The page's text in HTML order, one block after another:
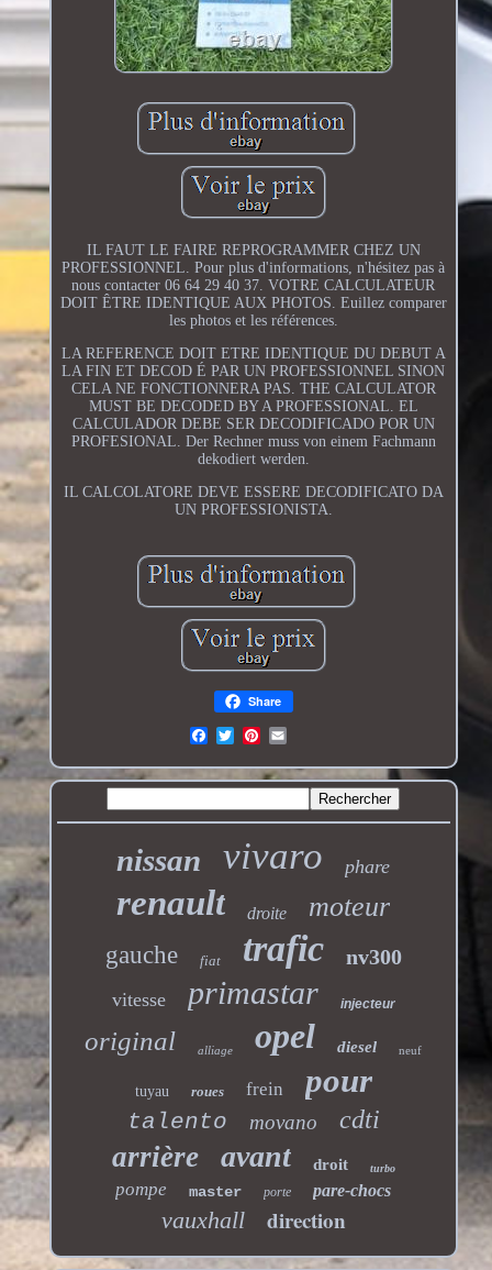
IL FAUT LE FAIRE REPROGRAMMER CHEZ UN
PROFESSIONNEL. Pour plus d'informations, n'hésitez pas à
nous contacter 06 64 29 40 37. VOTRE CALCULATEUR
DOIT ÊTRE IDENTIQUE AUX PHOTOS. Euillez comparer
les photos et les références.
LA REFERENCE DOIT ETRE IDENTIQUE DU DEBUT A
LA FIN ET DECOD É PAR UN PROFESSIONNEL SINON
CELA NE FONCTIONNERA PAS. THE CALCULATOR
MUST BE DECODED BY A PROFESSIONAL. EL
CALCULADOR DEBE SER DECODIFICADO POR UN
PROFESIONAL. Der Rechner muss von einem Fachmann
dekodiert werden.
IL CALCOLATORE DEVE ESSERE DECODIFICATO DA
UN PROFESSIONISTA.
Share
nissan vivaro phare
renault droite moteur
gauche fiat trafic nv300
vitesse primastar injecteur
original alliage opel diesel neuf
tuyau roues frein pour
talento movano cdti
arrière avant droit turbo
pompe master porte pare-chocs
vauxhall direction